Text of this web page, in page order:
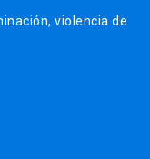
violencia de